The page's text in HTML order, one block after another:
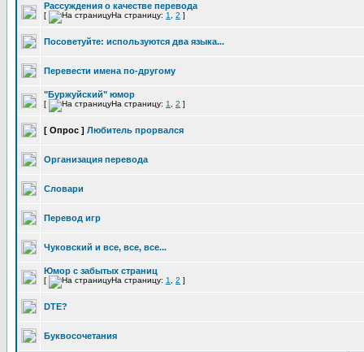
Рассуждения о качестве перевода
[ На страницу: 1 2 ]
Посоветуйте: используются два языка...
Перевести имена по-другому
"Буржуйский" юмор
[ На страницу: 1 2 ]
[ Опрос ] Любитель прорвался
Организация перевода
Словари
Перевод игр
Чуковский и все, все, все...
Юмор с забытых страниц
[ На страницу: 1 2 ]
DTE?
Буквосочетания